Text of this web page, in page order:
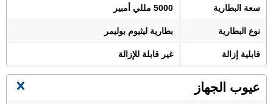
سعة البطارية 5000 مللي أمبير
نوع البطارية بطارية ليثيوم بوليمر
قابلية إزالة غير قابلة للإزالة
عيوب الجهاز